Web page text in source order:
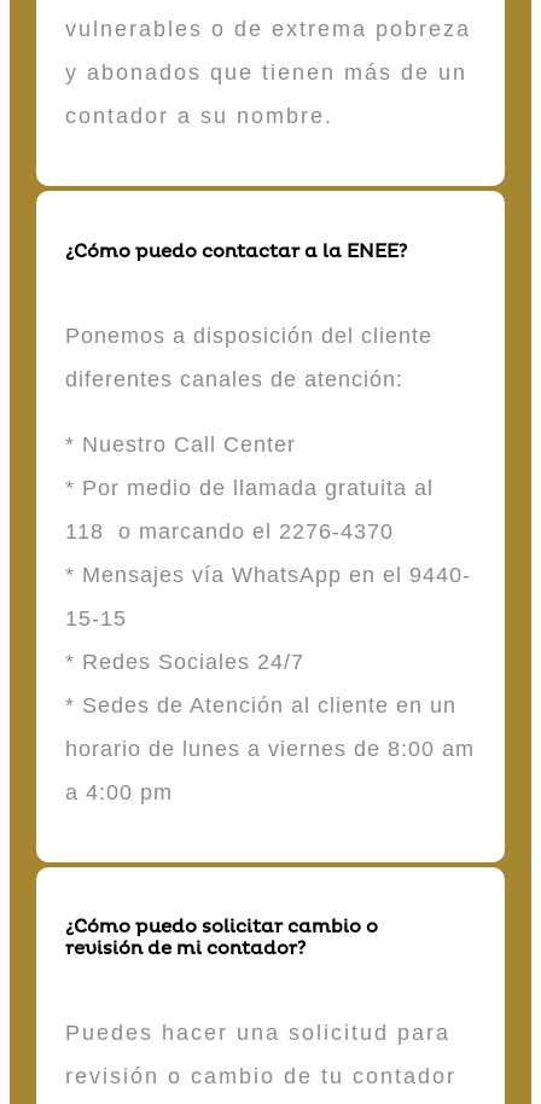
vulnerables o de extrema pobreza
y abonados que tienen más de un
contador a su nombre.
¿Cómo puedo contactar a la ENEE?
Ponemos a disposición del cliente
diferentes canales de atención:
* Nuestro Call Center
* Por medio de llamada gratuita al
118 o marcando el 2276-4370
* Mensajes vía WhatsApp en el 9440-
15-15
* Redes Sociales 24/7
* Sedes de Atención al cliente en un
horario de lunes a viernes de 8:00 am
a 4:00 pm
¿Cómo puedo solicitar cambio o
revisión de mi contador?
Puedes hacer una solicitud para
revisión o cambio de tu contador